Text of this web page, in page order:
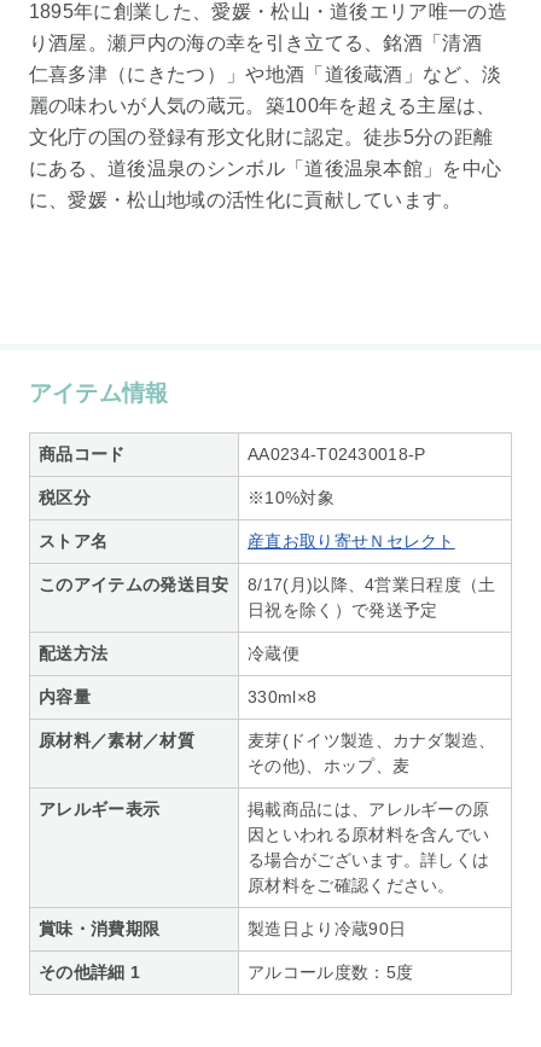
1895年に創業した、愛媛・松山・道後エリア唯一の造
り酒屋。瀬戸内の海の幸を引き立てる、銘酒「清酒
仁喜多津（にきたつ）」や地酒「道後蔵酒」など、淡
麗の味わいが人気の蔵元。築100年を超える主屋は、
文化庁の国の登録有形文化財に認定。徒歩5分の距離
にある、道後温泉のシンボル「道後温泉本館」を中心
に、愛媛・松山地域の活性化に貢献しています。
アイテム情報
商品コード AA0234-T02430018-P
税区分 ※10%対象
ストア名 産直お取り寄せＮセレクト
このアイテムの発送目安
8/17(月)以降、4営業日程度（土
日祝を除く）で発送予定
配送方法 冷蔵便
内容量 330ml×8
原材料／素材／材質
麦芽(ドイツ製造、カナダ製造、
その他)、ホップ、麦
アレルギー表示
掲載商品には、アレルギーの原
因といわれる原材料を含んでい
る場合がございます。詳しくは
原材料をご確認ください。
賞味・消費期限 製造日より冷蔵90日
その他詳細 1 アルコール度数：5度